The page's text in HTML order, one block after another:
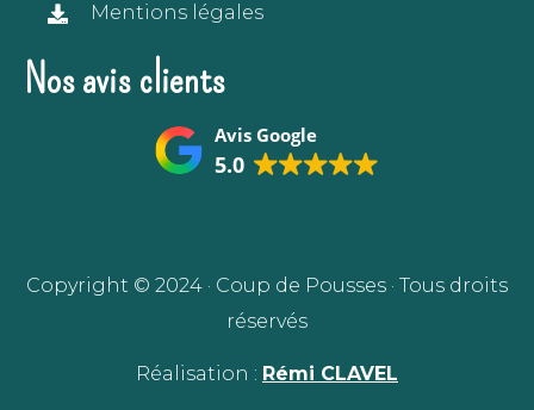
Mentions légales
Nos avis clients
Avis Google
5.0
Copyright © 2024 · Coup de Pousses · Tous droits
réservés
Réalisation : Rémi CLAVEL